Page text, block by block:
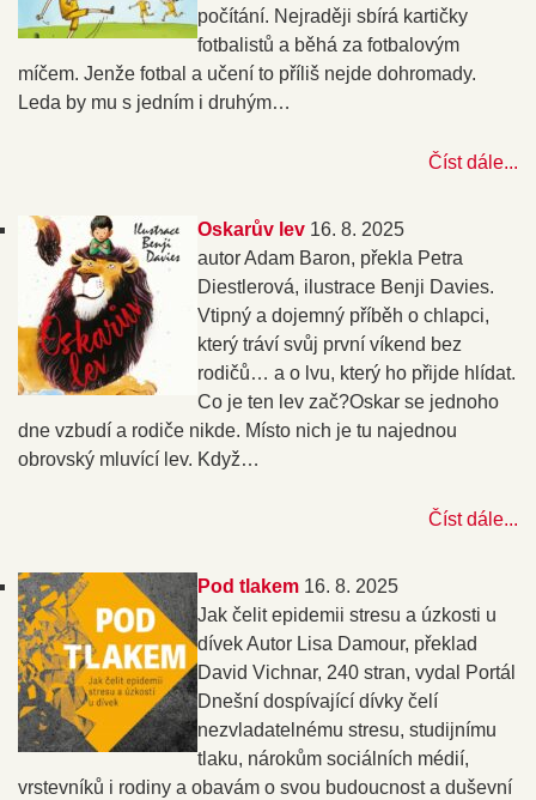
počítání. Nejraději sbírá kartičky
fotbalistů a běhá za fotbalovým
míčem. Jenže fotbal a učení to příliš nejde dohromady.
Leda by mu s jedním i druhým…
Číst dále...
Oskarův lev 16. 8. 2025
autor Adam Baron, překla Petra
Diestlerová, ilustrace Benji Davies.
Vtipný a dojemný příběh o chlapci,
který tráví svůj první víkend bez
rodičů… a o lvu, který ho přijde hlídat.
Co je ten lev zač?Oskar se jednoho
dne vzbudí a rodiče nikde. Místo nich je tu najednou
obrovský mluvící lev. Když…
Číst dále...
Pod tlakem 16. 8. 2025
Jak čelit epidemii stresu a úzkosti u
dívek Autor Lisa Damour, překlad
David Vichnar, 240 stran, vydal Portál
Dnešní dospívající dívky čelí
nezvladatelnému stresu, studijnímu
tlaku, nárokům sociálních médií,
vrstevníků i rodiny a obavám o svou budoucnost a duševní